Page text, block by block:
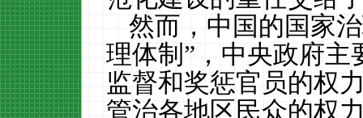
然而，中国的国家
理体制”，中央政府
监督和奖惩官员的权
管治各地区民众的权